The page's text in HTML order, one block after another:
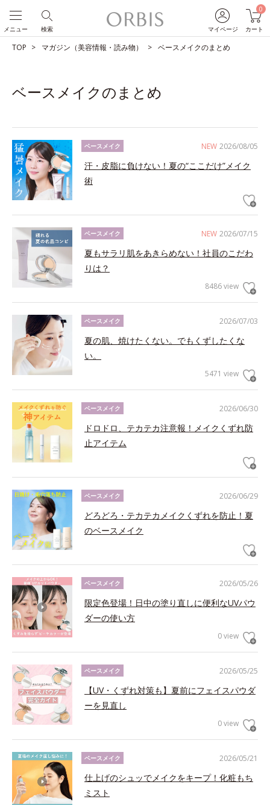
マイページ
0
カート
検索
メニュー
TOP マガジン（美容情報・読み物） ベースメイクのまとめ
ベースメイクのまとめ
NEW 2026/08/05
ベースメイク
汗・皮脂に負けない！夏の“ここだけ”メイク
術
NEW 2026/07/15
ベースメイク
夏もサラリ肌をあきらめない！社員のこだわ
りは？
8486 view
2026/07/03
ベースメイク
夏の肌、焼けたくない。でもくずしたくな
い。
5471 view
2026/06/30
ベースメイク
ドロドロ、テカテカ注意報！メイクくずれ防
止アイテム
2026/06/29
ベースメイク
どろどろ・テカテカメイクくずれを防止！夏
のベースメイク
2026/05/26
ベースメイク
限定色登場！日中の塗り直しに便利なUVパウ
ダーの使い方
0 view
2026/05/25
ベースメイク
【UV・くずれ対策も】夏前にフェイスパウダ
ーを見直し
0 view
2026/05/21
ベースメイク
仕上げのシュッでメイクをキープ！化粧もち
ミスト